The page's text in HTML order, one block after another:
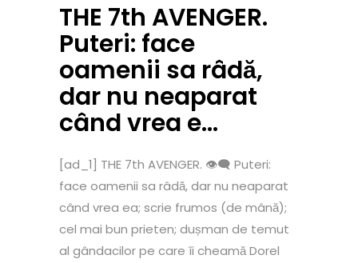
THE 7th AVENGER.
Puteri: face
oamenii sa râdă,
dar nu neaparat
când vrea e…
[ad_1] THE 7th AVENGER. 👁‍🗨 Puteri:
face oamenii sa râdă, dar nu neaparat
când vrea ea; scrie frumos (de mână);
cel mai bun prieten; dușman de temut
al gândacilor pe care îi cheamă Dorel